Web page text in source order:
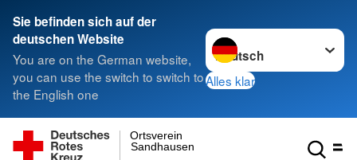
Sie befinden sich auf der
deutschen Website
You are on the German website,
you can use the switch to switch to
the English one
Sprache wechseln zu
Alles klar
Sandhausen
Ortsverein